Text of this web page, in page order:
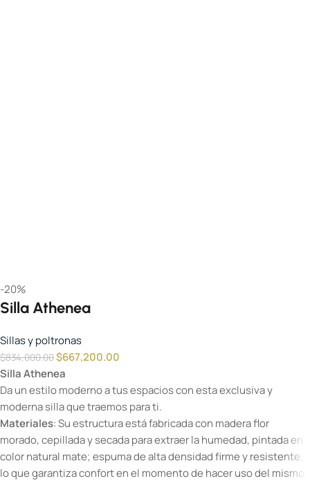
-20%
Silla Athenea
Sillas y poltronas
$834,000.00$667,200.00
Silla Athenea
Da un estilo moderno a tus espacios con esta exclusiva y
moderna silla que traemos para ti.
Materiales: Su estructura está fabricada con madera flor
morado, cepillada y secada para extraer la humedad, pintada en
color natural mate; espuma de alta densidad firme y resistente,
lo que garantiza confort en el momento de hacer uso del mismo.